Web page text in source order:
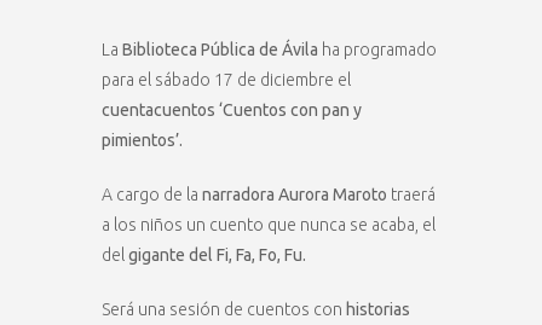
La Biblioteca Pública de Ávila ha programado
para el sábado 17 de diciembre el
cuentacuentos ‘Cuentos con pan y
pimientos’.
A cargo de la narradora Aurora Maroto traerá
a los niños un cuento que nunca se acaba, el
del gigante del Fi, Fa, Fo, Fu.
Será una sesión de cuentos con historias